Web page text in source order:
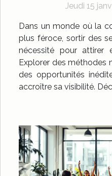
Jeudi 15
Dans un monde où la
plus féroce, sortir des
nécessité pour attirer
Explorer des méthodes
des opportunités
accroître sa visibilité.